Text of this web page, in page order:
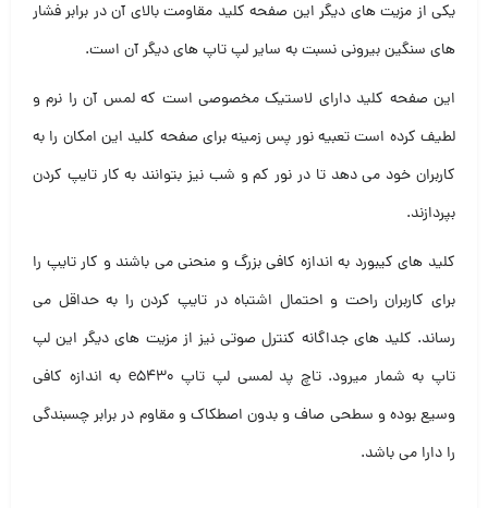
یکی از مزیت های دیگر این صفحه کلید مقاومت بالای آن در برابر فشار
های سنگین بیرونی نسبت به سایر لپ تاپ های دیگر آن است.
این صفحه کلید دارای لاستیک مخصوصی است که لمس آن را نرم و
لطیف کرده است تعبیه نور پس زمینه برای صفحه کلید این امکان را به
کاربران خود می دهد تا در نور کم و شب نیز بتوانند به کار تایپ کردن
بپردازند.
کلید های کیبورد به اندازه کافی بزرگ و منحنی می باشند و کار تایپ را
برای کاربران راحت و احتمال اشتباه در تایپ کردن را به حداقل می
رساند. کلید های جداگانه کنترل صوتی نیز از مزیت های دیگر این لپ
تاپ به شمار میرود. تاچ پد لمسی لپ تاپ e5430 به اندازه کافی
وسیع بوده و سطحی صاف و بدون اصطکاک و مقاوم در برابر چسبندگی
را دارا می باشد.